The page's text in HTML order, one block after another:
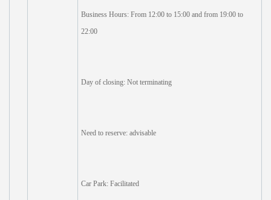
Business Hours: From 12:00 to 15:00 and from 19:00 to
22:00
Day of closing: Not terminating
Need to reserve: advisable
Car Park: Facilitated